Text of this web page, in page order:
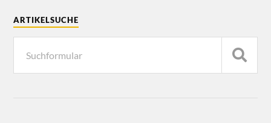
ARTIKELSUCHE